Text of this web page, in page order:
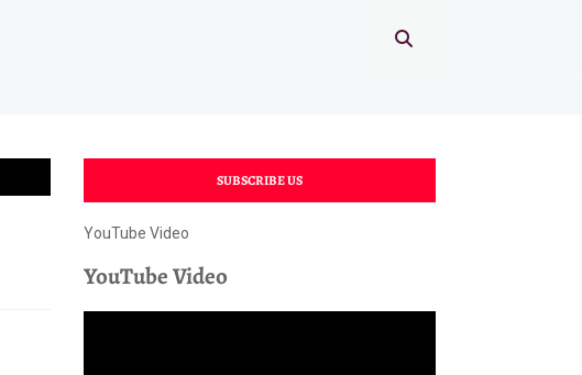
SUBSCRIBE US
YouTube Video
YouTube Video